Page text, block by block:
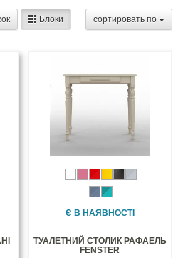
cортировать по
Блоки
Є В НАЯВНОСТІ
ТУАЛЕТНИЙ СТОЛИК РАФАЕЛЬ
FENSTER